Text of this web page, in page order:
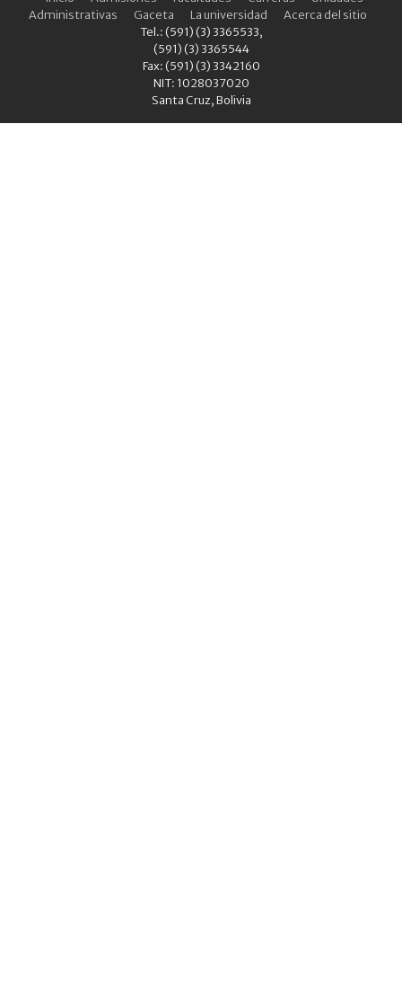
Administrativas
Gaceta La universidad
Acerca del sitio
Tel.: (591) (3) 3365533,
(591) (3) 3365544
Fax: (591) (3) 3342160
NIT: 1028037020
Santa Cruz, Bolivia